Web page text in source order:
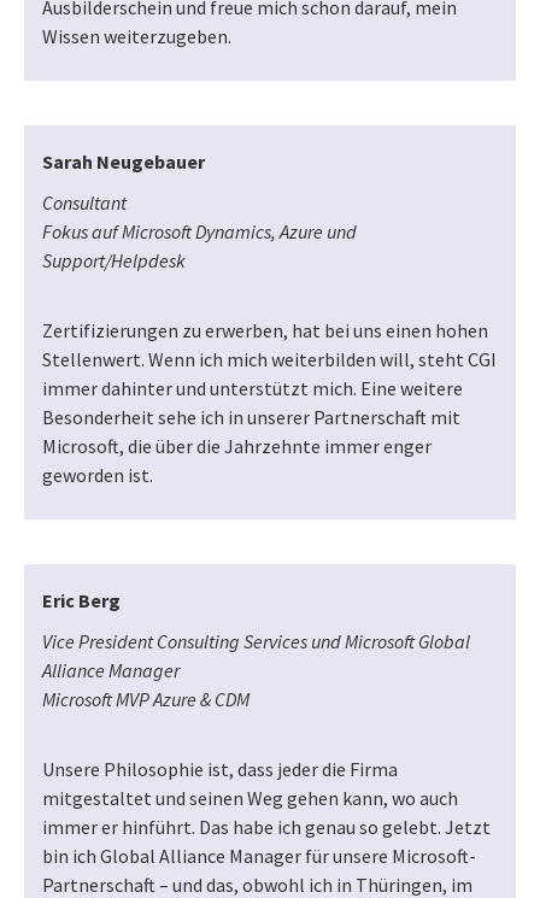
Ausbilderschein und freue mich schon darauf, mein
Wissen weiterzugeben.
Sarah Neugebauer
Consultant
Fokus auf Microsoft Dynamics, Azure und
Support/Helpdesk
Zertifizierungen zu erwerben, hat bei uns einen hohen
Stellenwert. Wenn ich mich weiterbilden will, steht CGI
immer dahinter und unterstützt mich. Eine weitere
Besonderheit sehe ich in unserer Partnerschaft mit
Microsoft, die über die Jahrzehnte immer enger
geworden ist.
Eric Berg
Vice President Consulting Services und Microsoft Global
Alliance Manager
Microsoft MVP Azure & CDM
Unsere Philosophie ist, dass jeder die Firma
mitgestaltet und seinen Weg gehen kann, wo auch
immer er hinführt. Das habe ich genau so gelebt. Jetzt
bin ich Global Alliance Manager für unsere Microsoft-
Partnerschaft – und das, obwohl ich in Thüringen, im